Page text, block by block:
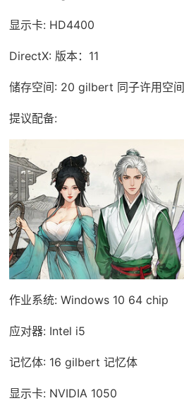
显示卡: HD4400
DirectX: 版本：11
储存空间: 20 gilbert 同子许用空间
提议配备:
作业系统: Windows 10 64 chip
应对器: Intel i5
记忆体: 16 gilbert 记忆体
显示卡: NVIDIA 1050